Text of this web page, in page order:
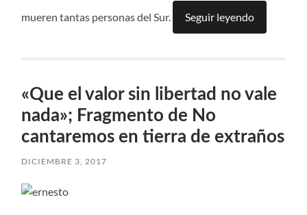
mueren tantas personas del Sur.
Seguir leyendo
«Que el valor sin libertad no vale
nada»; Fragmento de No
cantaremos en tierra de extraños
DICIEMBRE 3, 2017